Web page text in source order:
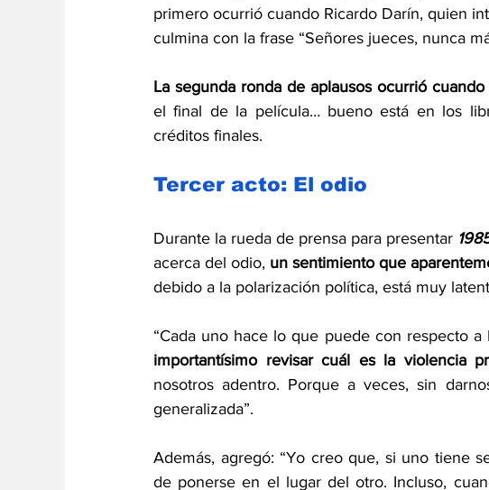
primero ocurrió cuando Ricardo Darín, quien
culmina con la frase “Señores jueces, nunca
La segunda ronda de aplausos ocurrió
el final de la película… bueno está en los
créditos finales.
Tercer acto: El odio
Durante la rueda de prensa para presentar
acerca del odio, un sentimiento que
debido a la polarización política, está muy
“Cada uno hace lo que puede con respecto
importantísimo revisar cuál es la violencia
nosotros adentro. Porque a veces, sin
generalizada”.
Además, agregó: “Yo creo que, si uno tiene
de ponerse en el lugar del otro. Incluso,